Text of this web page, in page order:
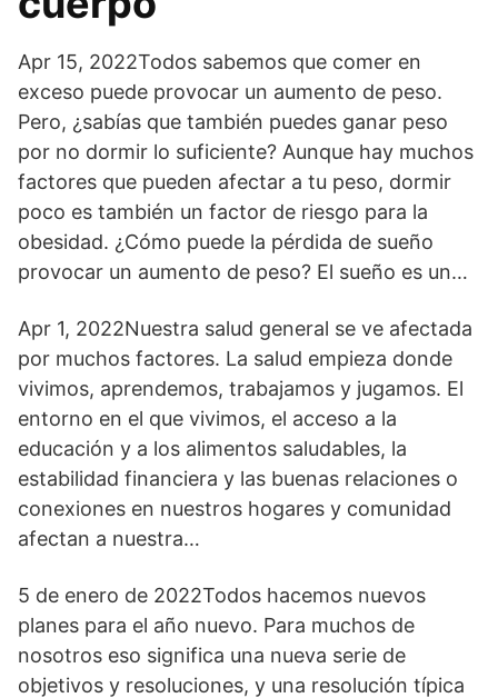
Apr 15, 2022Todos sabemos que comer en
exceso puede provocar un aumento de peso.
Pero, ¿sabías que también puedes ganar peso
por no dormir lo suficiente? Aunque hay muchos
factores que pueden afectar a tu peso, dormir
poco es también un factor de riesgo para la
obesidad. ¿Cómo puede la pérdida de sueño
provocar un aumento de peso? El sueño es un…
Apr 1, 2022Nuestra salud general se ve afectada
por muchos factores. La salud empieza donde
vivimos, aprendemos, trabajamos y jugamos. El
entorno en el que vivimos, el acceso a la
educación y a los alimentos saludables, la
estabilidad financiera y las buenas relaciones o
conexiones en nuestros hogares y comunidad
afectan a nuestra…
5 de enero de 2022Todos hacemos nuevos
planes para el año nuevo. Para muchos de
nosotros eso significa una nueva serie de
objetivos y resoluciones, y una resolución típica